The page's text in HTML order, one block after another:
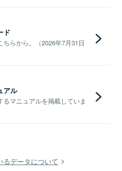
ド
らから。（2026年7月31日
アル
マニュアルを掲載していま
データについて